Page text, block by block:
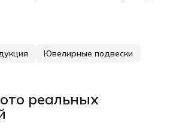
Ювелирные подвески
реальных